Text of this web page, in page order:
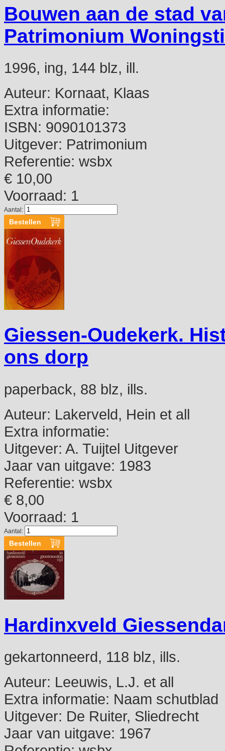
Bouwen aan de stad
Patrimonium
1996, ing, 144 blz, ill.
Auteur: Kornaat, Klaas
Extra informatie:
ISBN: 9090101373
Uitgever: Patrimonium
Referentie: wsbx
€ 10,00
Voorraad: 1
Aantal:
Giessen-Oudekerk.
ons dorp
paperback, 88 blz, ills.
Auteur: Lakerveld, Hein et all
Extra informatie:
Uitgever: A. Tuijtel Uitgever
Jaar van uitgave: 1983
Referentie: wsbx
€ 8,00
Voorraad: 1
Aantal:
Hardinxveld
gekartonneerd, 118 blz, ills.
Auteur: Leeuwis, L.J. et all
Extra informatie: Naam schutblad
Uitgever: De Ruiter, Sliedrecht
Jaar van uitgave: 1967